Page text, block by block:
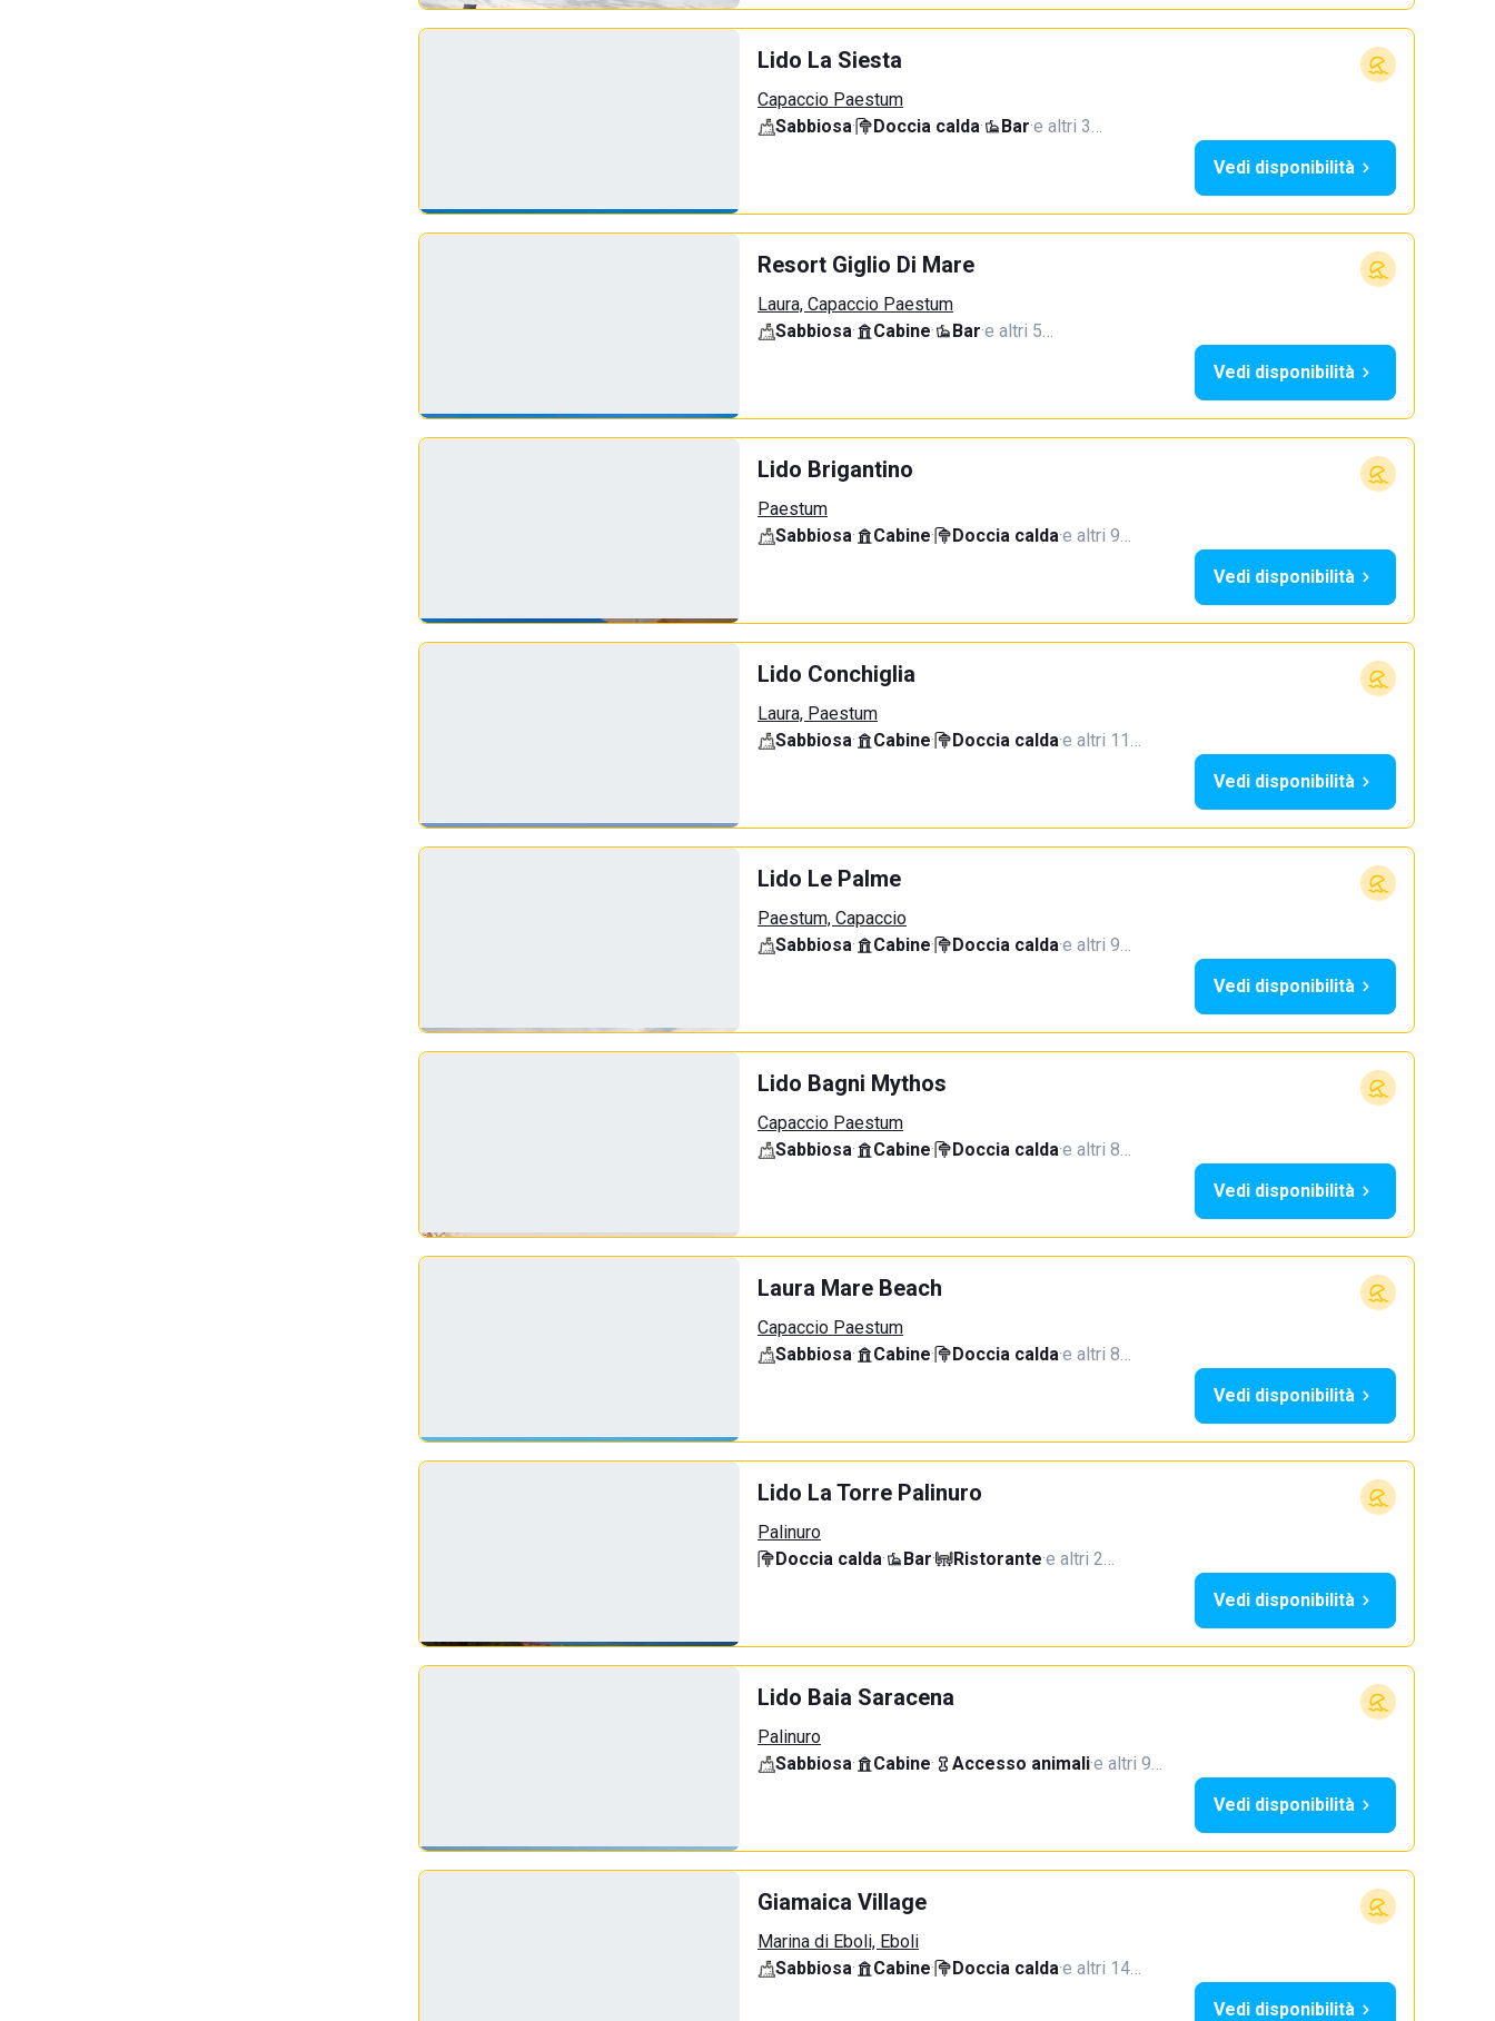
Lido La Siesta
Capaccio Paestum
Sabbiosa· Doccia calda· Bar·e altri 3…
Vedi disponibilità
Resort Giglio Di Mare
Laura, Capaccio Paestum
Sabbiosa· Cabine· Bar·e altri 5…
Vedi disponibilità
Lido Brigantino
Paestum
Sabbiosa· Cabine· Doccia calda·e altri 9…
Vedi disponibilità
Lido Conchiglia
Laura, Paestum
Sabbiosa· Cabine· Doccia calda·e altri 11…
Vedi disponibilità
Lido Le Palme
Paestum, Capaccio
Sabbiosa· Cabine· Doccia calda·e altri 9…
Vedi disponibilità
Lido Bagni Mythos
Capaccio Paestum
Sabbiosa· Cabine· Doccia calda·e altri 8…
Vedi disponibilità
Laura Mare Beach
Capaccio Paestum
Sabbiosa· Cabine· Doccia calda·e altri 8…
Vedi disponibilità
Lido La Torre Palinuro
Palinuro
Doccia calda· Bar· Ristorante·e altri 2…
Vedi disponibilità
Lido Baia Saracena
Palinuro
Sabbiosa· Cabine· Accesso animali·e altri 9…
Vedi disponibilità
Giamaica Village
Marina di Eboli, Eboli
Sabbiosa· Cabine· Doccia calda·e altri 14…
Vedi disponibilità